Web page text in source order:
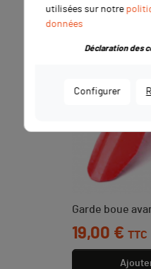
Garde boue
Prix
19,00 € TTC
utilisées sur notre
données
Configurer
Déclaration des